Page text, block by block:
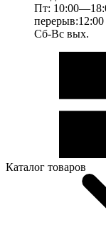
Пт:
перерыв:12:00
Сб-Вс вых.
Каталог товаров